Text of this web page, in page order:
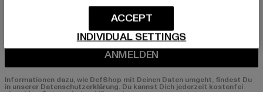
ANMELDEN
Informationen dazu, wie DefShop mit Deinen Daten umgeht, findest Du
in unserer Datenschutzerklärung. Du kannst Dich jederzeit kostenfei
INDIVIDUAL SETTINGS
ACCEPT